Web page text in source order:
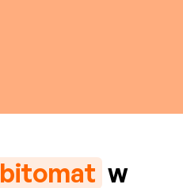
bitomat w